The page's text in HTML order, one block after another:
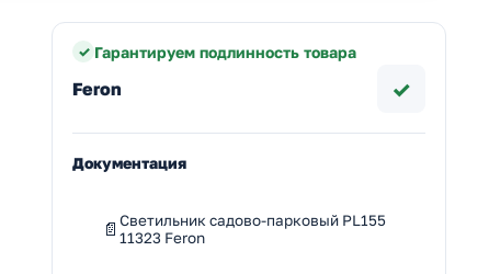
Гарантируем подлинность товара
Feron ✓
Документация
Светильник садово-парковый PL155
11323 Feron